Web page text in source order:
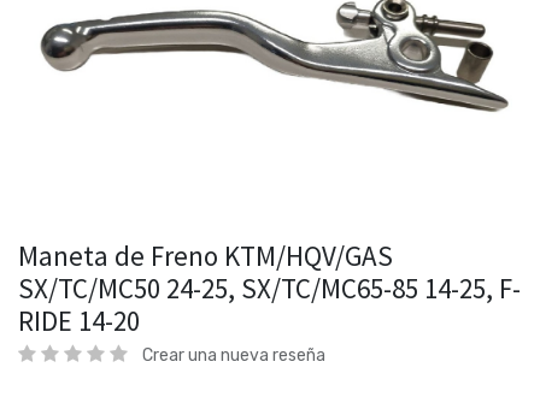
Maneta de Freno KTM/HQV/GAS
SX/TC/MC50 24-25, SX/TC/MC65-85 14-25, F-
RIDE 14-20
Crear una nueva reseña